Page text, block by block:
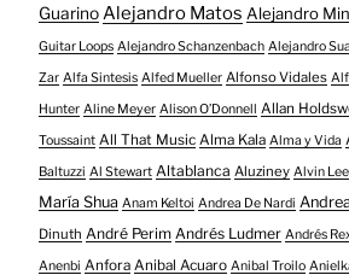
GuarinoAlejandro Matos Alejandro
Guitar Loops Alejandro Schanzenbach Alejandro
Zar Alfa Sintesis Alfed Mueller Alfonso Vidales
Hunter Aline Meyer Alison O​’​Donnell Allan
Toussaint All That Music Alma Kala Alma y Vida
Baltuzzi Al Stewart Altablanca Aluziney Alvin Lee
María Shua Anam Keltoi Andrea De Nardi
Dinuth André Perim Andrés Ludmer Andrés
Anenbi Anfora Anibal Acuaro Anibal Troilo